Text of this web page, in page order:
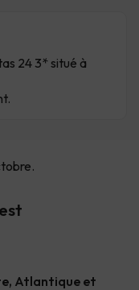
24 3* situé à
Atlantique et